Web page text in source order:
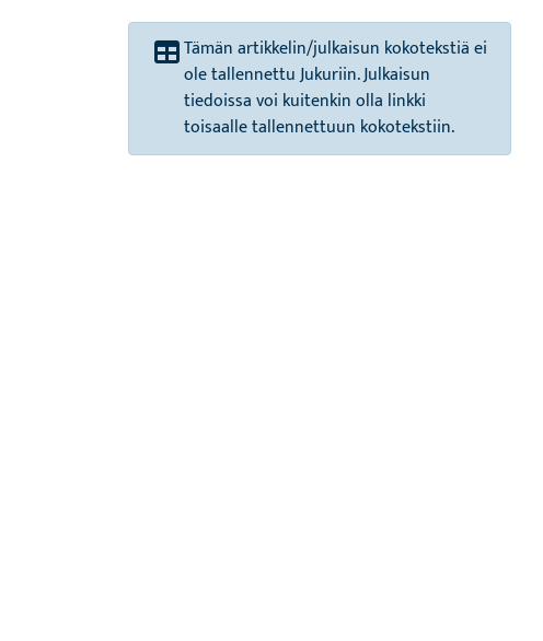
Tämän artikkelin/julkaisun kokotekstiä ei
ole tallennettu Jukuriin. Julkaisun
tiedoissa voi kuitenkin olla linkki
toisaalle tallennettuun kokotekstiin.